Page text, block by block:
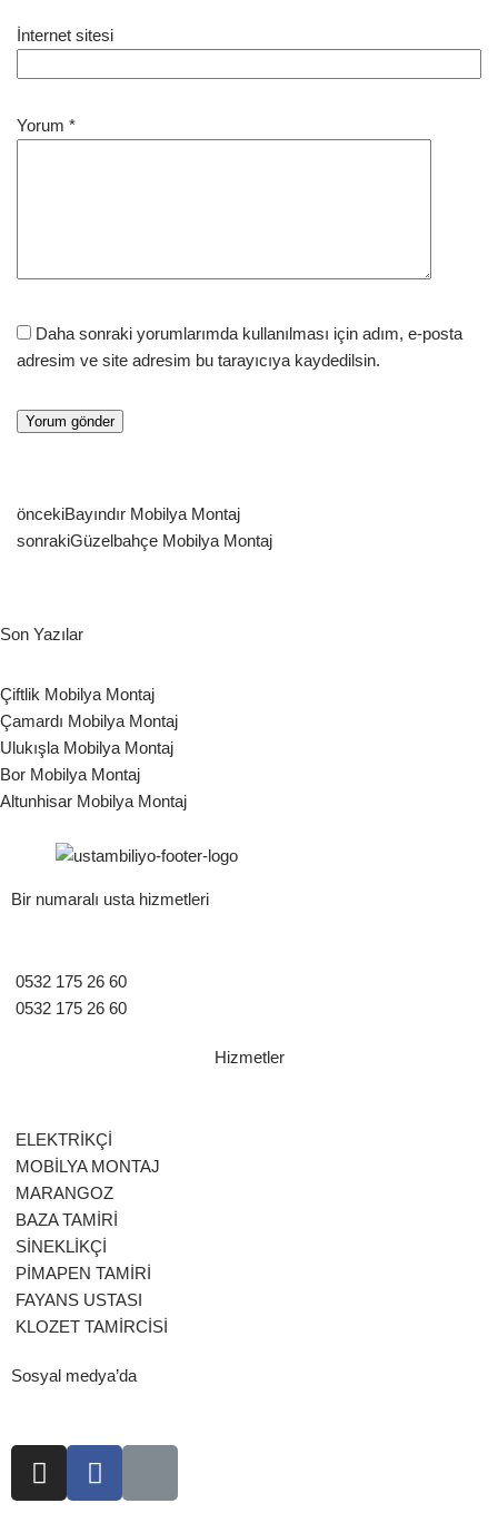
İnternet sitesi
Yorum *
Daha sonraki yorumlarımda kullanılması için adım, e-posta
adresim ve site adresim bu tarayıcıya kaydedilsin.
öncekiBayındır Mobilya Montaj
sonrakiGüzelbahçe Mobilya Montaj
Son Yazılar
Çiftlik Mobilya Montaj
Çamardı Mobilya Montaj
Ulukışla Mobilya Montaj
Bor Mobilya Montaj
Altunhisar Mobilya Montaj
Bir numaralı usta hizmetleri
0532 175 26 60
0532 175 26 60
Hizmetler
ELEKTRİKÇİ
MOBİLYA MONTAJ
MARANGOZ
BAZA TAMİRİ
SİNEKLİKÇİ
PİMAPEN TAMİRİ
FAYANS USTASI
KLOZET TAMİRCİSİ
Sosyal medya’da